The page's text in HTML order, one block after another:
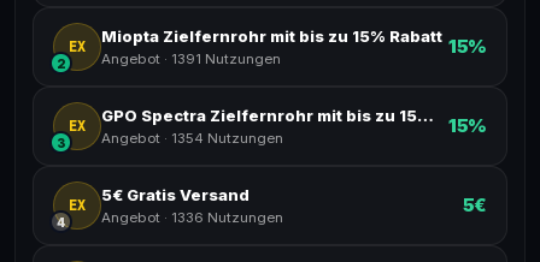
EX
2
Miopta Zielfernrohr mit bis zu 15% Rabatt
Angebot · 1391 Nutzungen
15%
EX
3
GPO Spectra Zielfernrohr mit bis zu 15% Rabatt
Angebot · 1354 Nutzungen
15%
EX
4
5€ Gratis Versand
Angebot · 1336 Nutzungen
5€